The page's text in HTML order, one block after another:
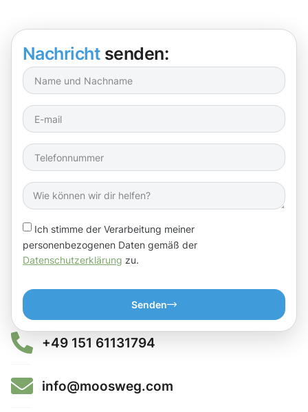
Nachricht senden:
Ich stimme der Verarbeitung meiner
personenbezogenen Daten gemäß der
Datenschutzerklärung zu.
Senden
+49 151 61131794
info@moosweg.com